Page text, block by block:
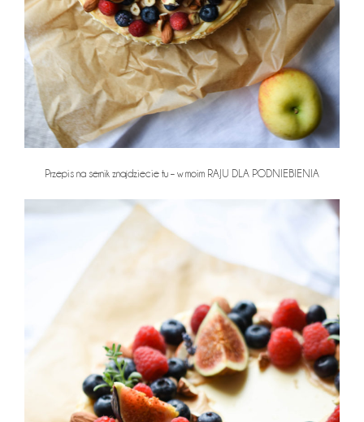
Przepis na sernik znajdziecie tu – w moim RAJU DLA PODNIEBIENIA